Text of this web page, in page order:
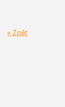
« Zpět